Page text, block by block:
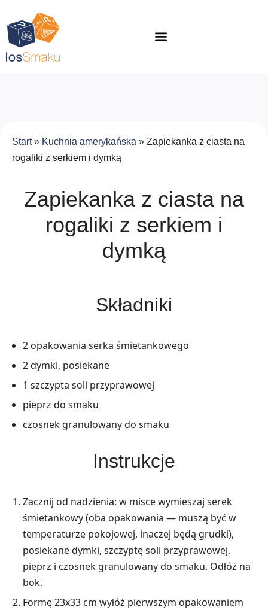
Start» Kuchnia amerykańska » Zapiekanka z ciasta na
rogaliki z serkiem i dymką
Zapiekanka z ciasta na
rogaliki z serkiem i
dymką
Składniki
2 opakowania serka śmietankowego
2 dymki, posiekane
1 szczypta soli przyprawowej
pieprz do smaku
czosnek granulowany do smaku
Instrukcje
Zacznij od nadzienia: w misce wymieszaj serek
śmietankowy (oba opakowania — muszą być w
temperaturze pokojowej, inaczej będą grudki),
posiekane dymki, szczyptę soli przyprawowej,
pieprz i czosnek granulowany do smaku. Odłóż na
bok.
Formę 23x33 cm wyłóż pierwszym opakowaniem